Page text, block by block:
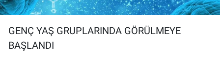
GENÇ YAŞ GRUPLARINDA GÖRÜLMEYE
BAŞLANDI
Kimdir